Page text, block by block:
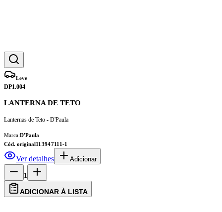
Leve
DP1.004
LANTERNA DE TETO
Lanternas de Teto - D'Paula
Marca:D'Paula
Cód. original113947111-1
Ver detalhes Adicionar
1
ADICIONAR À LISTA